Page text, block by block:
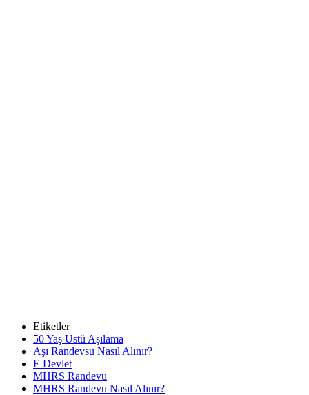
Etiketler
50 Yaş Üstü Aşılama
Aşı Randevsu Nasıl Alınır?
E Devlet
MHRS Randevu
MHRS Randevu Nasıl Alınır?